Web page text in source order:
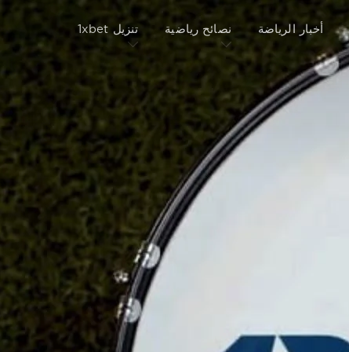
تنزيل 1xbet نصائح رياضية أخبار الرياضة